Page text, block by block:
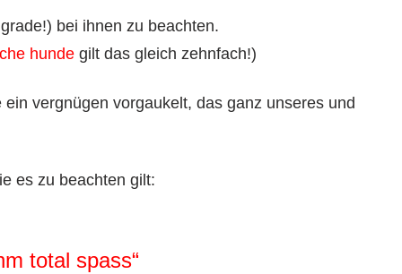
bei ihnen zu beachten.
hunde gilt das gleich zehnfach!)
vergnügen vorgaukelt, das ganz unseres und
es zu beachten gilt:
total spass“